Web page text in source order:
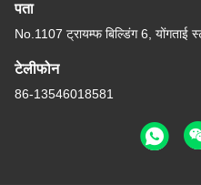
पता
No.1107 ट्रायम्फ बिल्डिंग 6, योंगताई
टेलीफोन
86-13546018581